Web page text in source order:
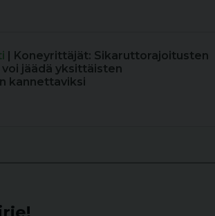
| Koneyrittäjät: Sikaruttorajoitusten
jäädä yksittäisten
kannettaviksi